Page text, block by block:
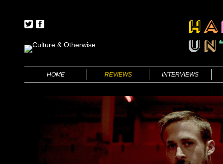
HOME REVIEWS INTERVIEWS
THEATRE